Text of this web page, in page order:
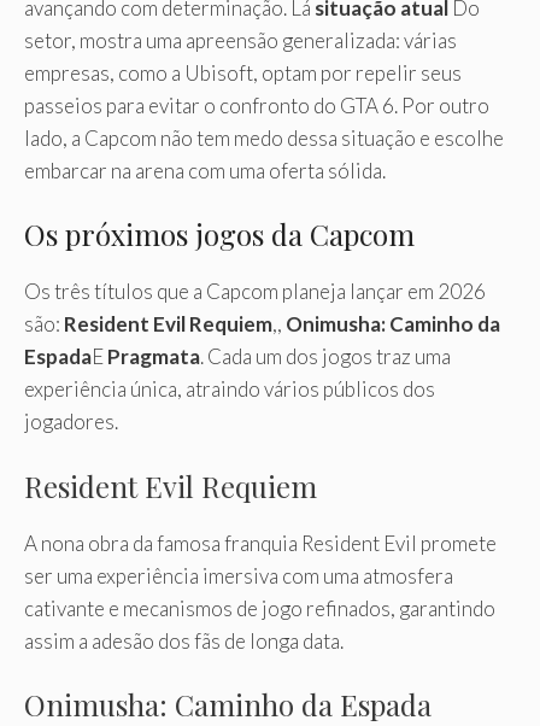
avançando com determinação. Lá situação atual Do
setor, mostra uma apreensão generalizada: várias
empresas, como a Ubisoft, optam por repelir seus
passeios para evitar o confronto do GTA 6. Por outro
lado, a Capcom não tem medo dessa situação e escolhe
embarcar na arena com uma oferta sólida.
Os próximos jogos da Capcom
Os três títulos que a Capcom planeja lançar em 2026
são: Resident Evil Requiem,, Onimusha: Caminho da
EspadaEPragmata. Cada um dos jogos traz uma
experiência única, atraindo vários públicos dos
jogadores.
Resident Evil Requiem
A nona obra da famosa franquia Resident Evil promete
ser uma experiência imersiva com uma atmosfera
cativante e mecanismos de jogo refinados, garantindo
assim a adesão dos fãs de longa data.
Onimusha: Caminho da Espada